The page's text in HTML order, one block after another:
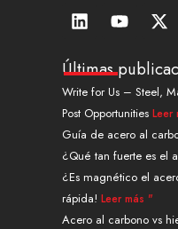
L
i
k
e
d
i
n
Y
o
t
u
b
e
X
-
w
i
t
t
e
r
Últimas
Write for Us – Steel,
Post Opportunities Leer
Guía de acero al
¿Qué tan fuerte es el
¿Es magnético el
rápida! Leer más "
Acero al carbono vs